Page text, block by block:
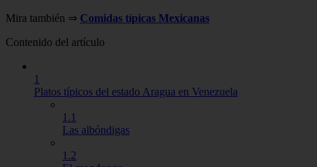
Mira también ⇒ Comidas típicas Mexicanas
Contenido del artículo
1
Platos típicos del estado Aragua en Venezuela
1.1
Las albóndigas
1.2